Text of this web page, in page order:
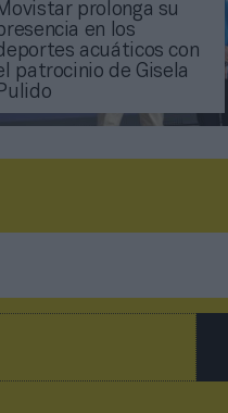
prolonga su
en los
acuáticos con
patrocinio de Gisela